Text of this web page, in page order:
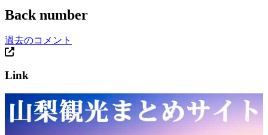
Back number
過去のコメント
Link